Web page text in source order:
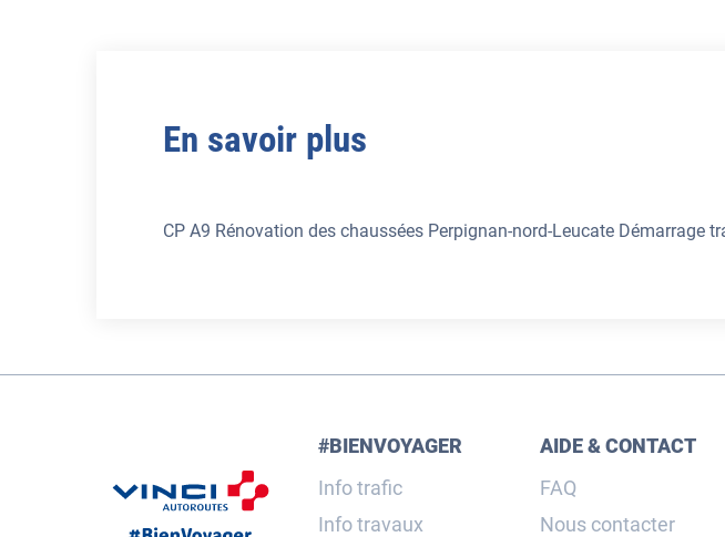
En savoir plus
CP A9 Rénovation des chaussées Perpignan-nord-Leucate Démarrage
#BIENVOYAGER
Info trafic
Info travaux
AIDE & CONTACT
FAQ
Nous contacter